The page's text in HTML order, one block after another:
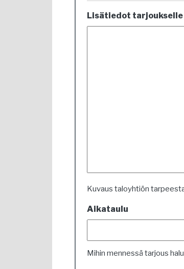
Lisätiedot tarjoukselle
Kuvaus taloyhtiön
Aikataulu
Mihin mennessä tarjous